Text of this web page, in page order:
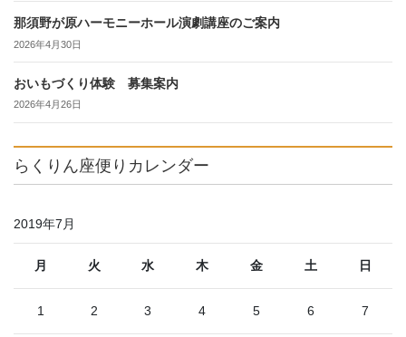
那須野が原ハーモニーホール演劇講座のご案内
2026年4月30日
おいもづくり体験 募集案内
2026年4月26日
らくりん座便りカレンダー
2019年7月
月 火 水 木 金 土 日
1 2 3 4 5 6 7